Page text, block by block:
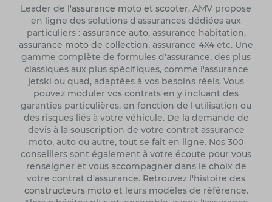
Leader de l'assurance moto et scooter, AMV propose
en ligne des solutions d'assurances dédiées aux
particuliers : assurance auto, assurance habitation,
assurance moto de collection, assurance 4X4 etc. Une
gamme complète de formules d'assurance, des plus
classiques aux plus spécifiques, comme l'assurance
jetski ou quad, adaptées à vos besoins réels. Vous
pouvez moduler vos contrats en y incluant des
garanties particulières, en fonction de l'utilisation ou
des risques liés à votre véhicule. De la demande de
devis à la souscription de votre contrat assurance
moto, auto ou autre, tout se fait en ligne. Nos 300
conseillers sont également à votre écoute pour vous
renseigner et vous accompagner dans le choix de
votre contrat d'assurance. Retrouvez l'histoire des
constructeurs motoet leurs modèles de référence.